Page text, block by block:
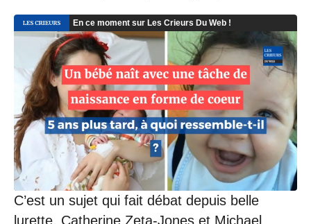
C’est un sujet qui fait débat depuis belle
lurette. Catherine Zeta-Jones et Michael